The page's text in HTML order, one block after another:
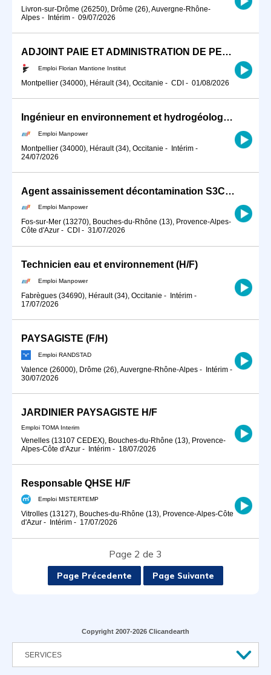
Livron-sur-Drôme (26250), Drôme (26), Auvergne-Rhône-
Alpes - Intérim - 09/07/2026
ADJOINT PAIE ET ADMINISTRATION DE PERSONNEL H/F
Emploi Florian Mantione Institut
Montpellier (34000), Hérault (34), Occitanie - CDI - 01/08/2026
Ingénieur en environnement et hydrogéologie (H/F)
Emploi Manpower
Montpellier (34000), Hérault (34), Occitanie - Intérim -
24/07/2026
Agent assainissement décontamination S3C (H/F)
Emploi Manpower
Fos-sur-Mer (13270), Bouches-du-Rhône (13), Provence-Alpes-
Côte d'Azur - CDI - 31/07/2026
Technicien eau et environnement (H/F)
Emploi Manpower
Fabrègues (34690), Hérault (34), Occitanie - Intérim -
17/07/2026
PAYSAGISTE (F/H)
Emploi RANDSTAD
Valence (26000), Drôme (26), Auvergne-Rhône-Alpes - Intérim -
30/07/2026
JARDINIER PAYSAGISTE H/F
Emploi TOMA Interim
Venelles (13107 CEDEX), Bouches-du-Rhône (13), Provence-
Alpes-Côte d'Azur - Intérim - 18/07/2026
Responsable QHSE H/F
Emploi MISTERTEMP
Vitrolles (13127), Bouches-du-Rhône (13), Provence-Alpes-Côte
d'Azur - Intérim - 17/07/2026
Page 2 de 3
Page Précedente Page Suivante
Copyright 2007-2026 Clicandearth
SERVICES